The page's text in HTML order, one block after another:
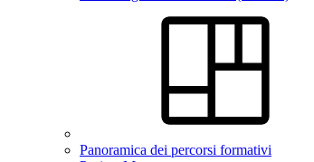
Panoramica dei percorsi formativi